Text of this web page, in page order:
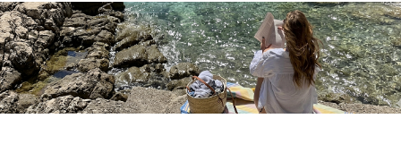
MADE by NANING9